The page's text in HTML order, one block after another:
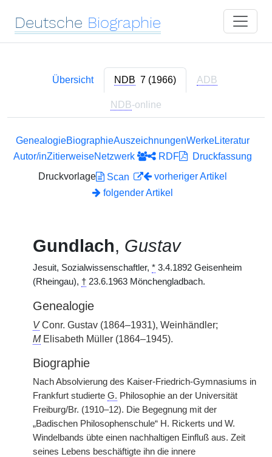
Deutsche Biographie
Übersicht NDB 7 (1966) ADB
NDB-online
GenealogieBiographieAuszeichnungenWerkeLiteratur
Autor/inZitierweiseNetzwerk RDF
Druckfassung
Druckvorlage
Scan
vorheriger Artikel
folgender Artikel
Gundlach, Gustav
Jesuit, Sozialwissenschaftler, * 3.4.1892 Geisenheim
(Rheingau), † 23.6.1963 Mönchengladbach.
Genealogie
VConr. Gustav (1864–1931), Weinhändler;
MElisabeth Müller (1864–1945).
Biographie
Nach Absolvierung des Kaiser-Friedrich-Gymnasiums in
Frankfurt studierte G. Philosophie an der Universität
Freiburg/Br. (1910–12). Die Begegnung mit der
„Badischen Philosophenschule“ H. Rickerts und W.
Windelbands übte einen nachhaltigen Einfluß aus. Zeit
seines Lebens beschäftigte ihn die innere